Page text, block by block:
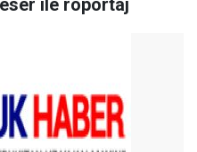
ile röportaj